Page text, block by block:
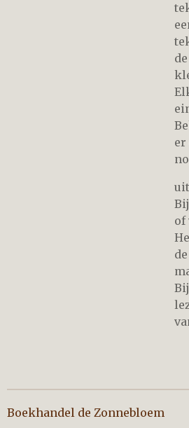
er
of
Boekhandel de